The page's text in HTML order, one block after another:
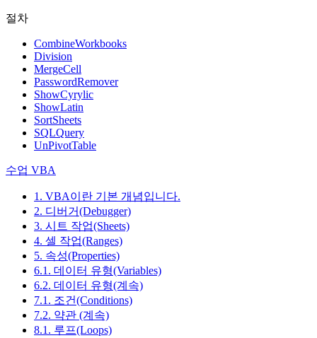
절차
CombineWorkbooks
Division
MergeCell
PasswordRemover
ShowCyrylic
ShowLatin
SortSheets
SQLQuery
UnPivotTable
수업 VBA
1. VBA이란 기본 개념입니다.
2. 디버거(Debugger)
3. 시트 작업(Sheets)
4. 셀 작업(Ranges)
5. 속성(Properties)
6.1. 데이터 유형(Variables)
6.2. 데이터 유형(계속)
7.1. 조건(Conditions)
7.2. 약관 (계속)
8.1. 루프(Loops)